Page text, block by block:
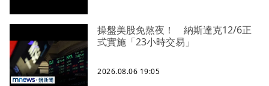
操盤美股免熬夜！ 納斯達克12/6正
式實施「23小時交易」
2026.08.06 19:05